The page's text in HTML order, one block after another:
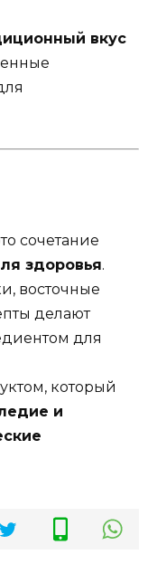
вкус
сочетание
здоровья.
восточные
делают
для
который
и